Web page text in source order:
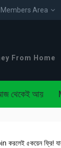
Members Area
From Home
থেকেই আয়
৫কয়েন ফ্রি!